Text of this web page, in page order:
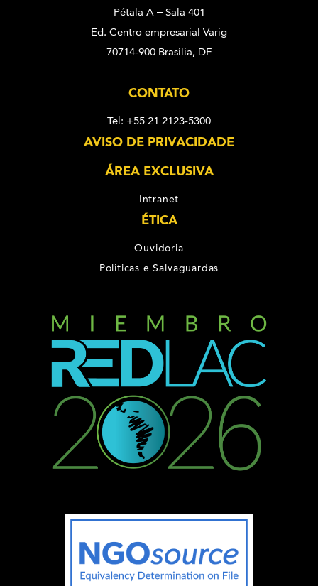
Pétala A – Sala 401
Ed. Centro empresarial Varig
70714-900 Brasília, DF
CONTATO
Tel: +55 21 2123-5300
AVISO DE PRIVACIDADE
ÁREA EXCLUSIVA
Intranet
ÉTICA
Ouvidoria
Políticas e Salvaguardas